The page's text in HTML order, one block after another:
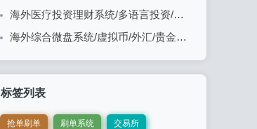
海外医疗投资理财系统/多语言投资/余额宝/推广分销
海外综合微盘系统/虚拟币/外汇/贵金属/实名认证/余额宝/信用分
标签列表
抢单刷单 刷单系统 交易所